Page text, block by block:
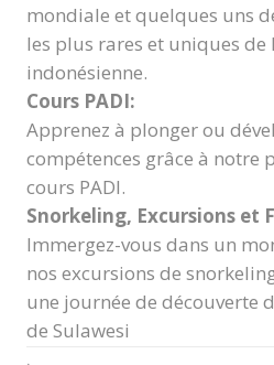
mondiale et quelques uns
les plus rares et uniques de
indonésienne.
Cours PADI:
Apprenez à plonger ou
compétences grâce à notre
cours PADI.
Snorkeling, Excursions et
Immergez-vous dans un
nos excursions de
une journée de découverte
de Sulawesi
.